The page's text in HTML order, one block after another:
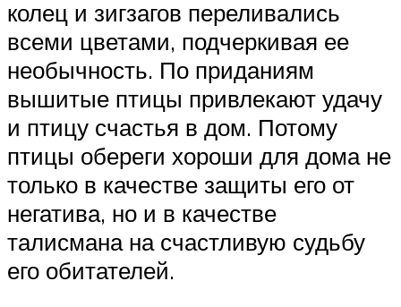
колец и зигзагов переливались
всеми цветами, подчеркивая ее
необычность. По приданиям
вышитые птицы привлекают удачу
и птицу счастья в дом. Потому
птицы обереги хороши для дома не
только в качестве защиты его от
негатива, но и в качестве
талисмана на счастливую судьбу
его обитателей.